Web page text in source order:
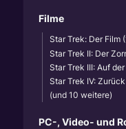
Filme
Star Trek: Der Film
Star Trek II: Der
Star Trek III: Auf der
Star Trek IV: Zurück
(und 10 weitere)
PC-, Video- und